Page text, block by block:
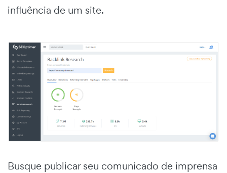
influência de um site.
Busque publicar seu comunicado de imprensa